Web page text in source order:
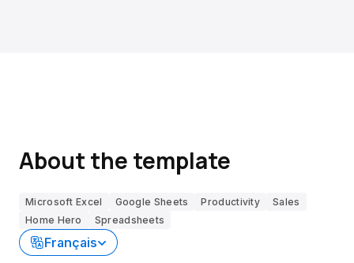
About the template
Microsoft Excel Google Sheets Productivity
Sales
Home Hero
Spreadsheets
Français